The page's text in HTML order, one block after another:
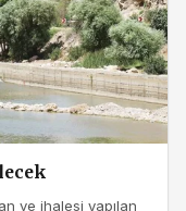
ve ihalesi yapılan